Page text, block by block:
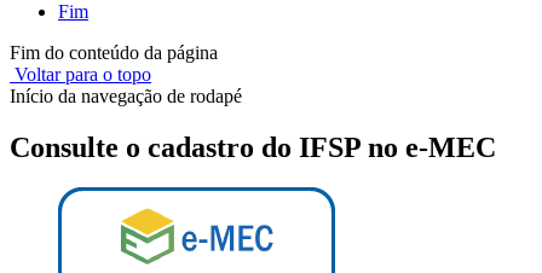
Fim
Fim do conteúdo da página
Voltar para o topo
Início da navegação de rodapé
Consulte o cadastro do IFSP no e-MEC